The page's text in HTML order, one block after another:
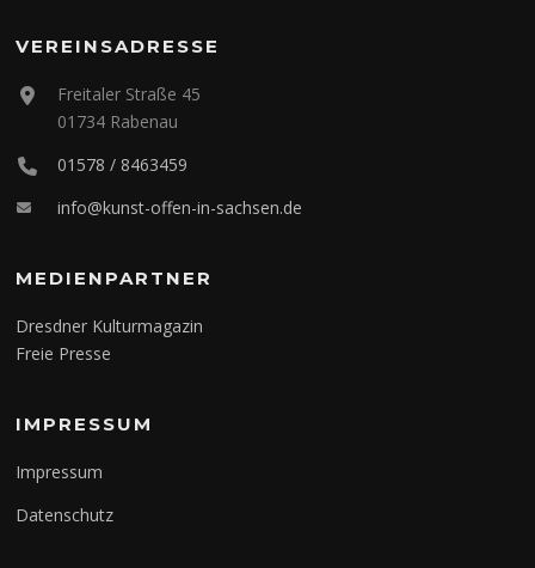
VEREINSADRESSE
Freitaler Straße 45
01734 Rabenau
01578 / 8463459
info@kunst-offen-in-sachsen.de
MEDIENPARTNER
Dresdner Kulturmagazin
Freie Presse
IMPRESSUM
Impressum
Datenschutz